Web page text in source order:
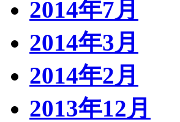
2014年7月
2014年3月
2014年2月
2013年12月